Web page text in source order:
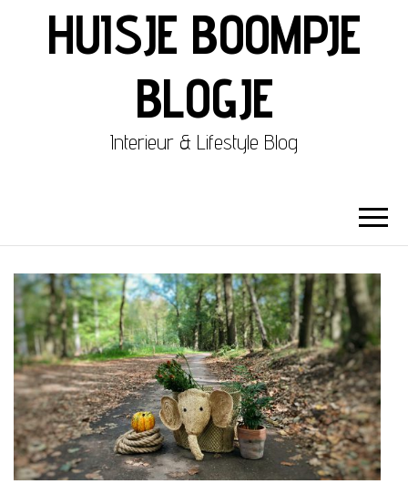
HUISJE BOOMPJE
BLOGJE
Interieur & Lifestyle Blog